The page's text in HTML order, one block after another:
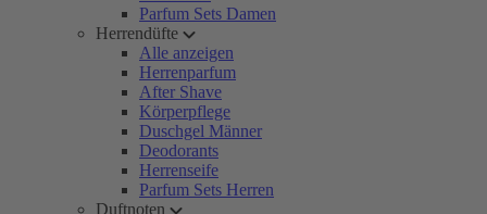
Parfum Sets Damen
Herrendüfte
Alle anzeigen
Herrenparfum
After Shave
Körperpflege
Duschgel Männer
Deodorants
Herrenseife
Parfum Sets Herren
Duftnoten